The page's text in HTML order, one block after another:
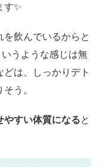
✨
飲んでいるからと
うような感じは無
は、しっかりデト
う。
やすい体質になると